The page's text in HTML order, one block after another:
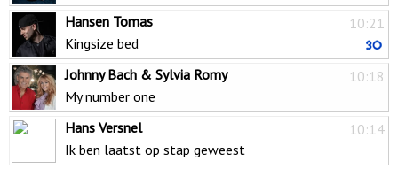
10:21
Hansen Tomas
Kingsize bed
10:18
Johnny Bach & Sylvia Romy
My number one
10:14
Hans Versnel
Ik ben laatst op stap geweest